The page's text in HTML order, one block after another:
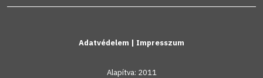
Adatvédelem | Impresszum
Alapítva: 2011